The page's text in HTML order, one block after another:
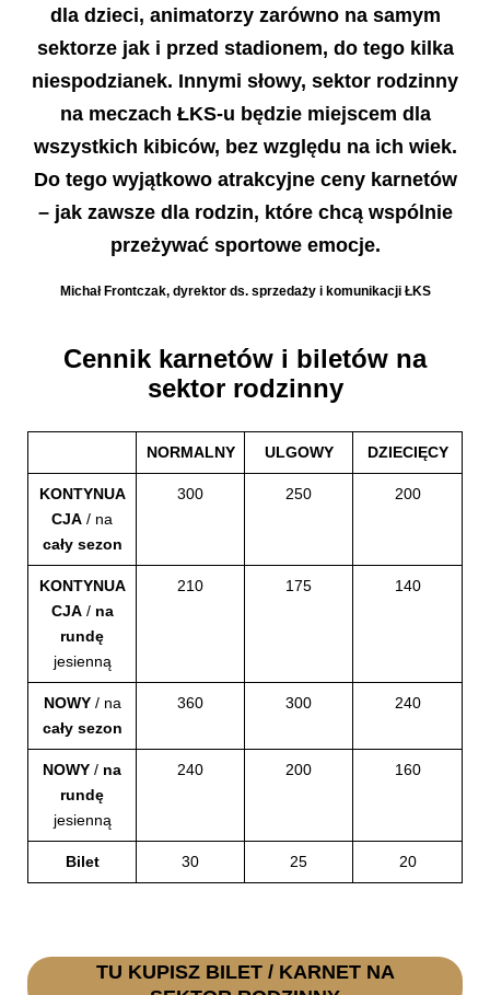
dla dzieci, animatorzy zarówno na samym
sektorze jak i przed stadionem, do tego kilka
niespodzianek. Innymi słowy, sektor rodzinny
na meczach ŁKS-u będzie miejscem dla
wszystkich kibiców, bez względu na ich wiek.
Do tego wyjątkowo atrakcyjne ceny karnetów
– jak zawsze dla rodzin, które chcą wspólnie
przeżywać sportowe emocje.
Michał Frontczak, dyrektor ds. sprzedaży i komunikacji ŁKS
Cennik karnetów i biletów na
sektor rodzinny
NORMALNY ULGOWY DZIECIĘCY
KONTYNUA
CJA / na
cały sezon
300 250 200
KONTYNUA
CJA/ na
rundę
jesienną
210 175 140
NOWY/ na
cały sezon
360 300 240
NOWY / na
rundę
jesienną
240 200 160
Bilet 30 25 20
TU KUPISZ BILET / KARNET NA